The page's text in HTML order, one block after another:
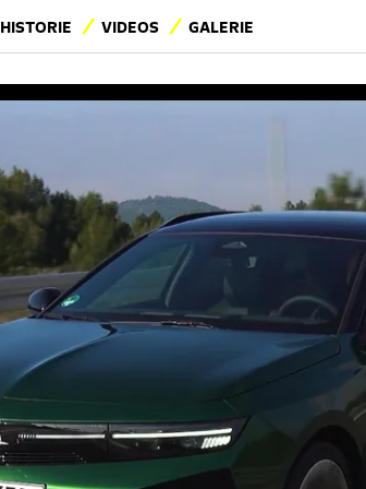
HISTORIE VIDEOS GALERIE